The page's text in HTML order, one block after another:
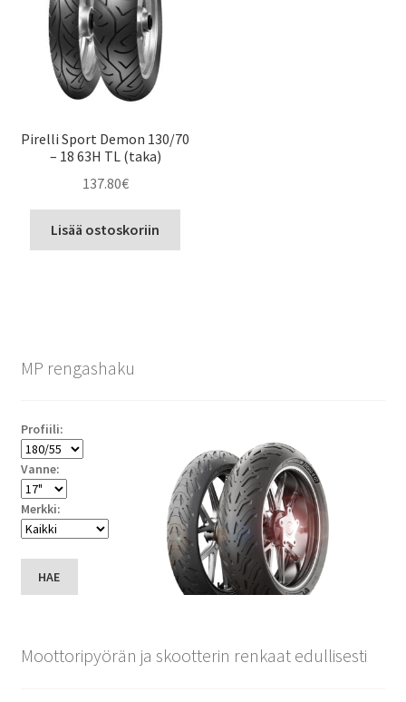
Pirelli Sport Demon 130/70
– 18 63H TL (taka)
137.80€
Lisää ostoskoriin
MP rengashaku
Profiili:
Vanne:
Merkki:
HAE
Moottoripyörän ja skootterin renkaat edullisesti